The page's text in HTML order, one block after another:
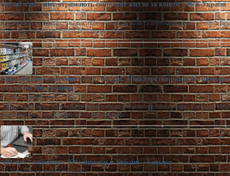
Перші п’ять міст отримають соціальне житло за кошти ЄІБ в Україні
Діана Ярмоленко
Сер 6, 2026
Для окремих категорій громадян соціальна оренда може бути безкоштовною. / Freepik
Миколаїв та Житомир стануть першими містами,…
Реформа ціноутворення у будівництві: Міністерство разом із
Столична Нерухомість
Ганна Герасименко
Сер 5, 2026
> Наразі показники поступово повертаються до рівня попередніх періодів. Сьогодні,
ціноутворення у будівництві Забезпечити прозоре
“єОселя” забезпечує 93% іпотеки в Україні – банкіри
Діана Ярмоленко Сер 5, 2026